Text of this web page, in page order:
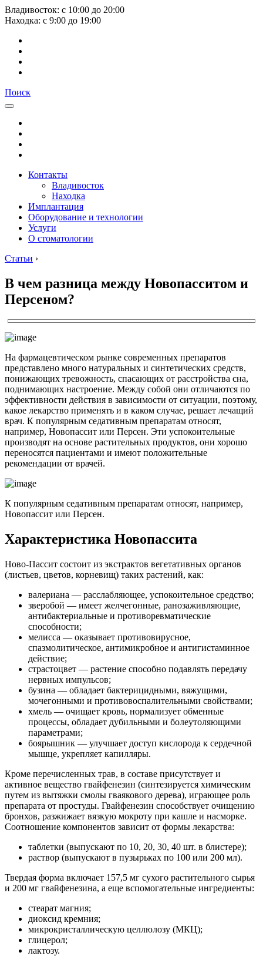
Владивосток: с 10:00 до 20:00
Находка: с 9:00 до 19:00
Поиск
Контакты
Владивосток
Находка
Имплантация
Оборудование и технологии
Услуги
О стоматологии
Статьи ›
В чем разница между Новопасситом и
Персеном?
На фармацевтическом рынке современных препаратов
представлено много натуральных и синтетических средств,
понижающих тревожность, спасающих от расстройства сна,
поднимающих настроение. Между собой они отличаются по
эффективности действия в зависимости от ситуации, поэтому,
какое лекарство применять и в каком случае, решает лечащий
врач. К популярным седативным препаратам относят,
например, Новопассит или Персен. Эти успокоительные
производят на основе растительных продуктов, они хорошо
переносятся пациентами и имеют положительные
рекомендации от врачей.
К популярным седативным препаратам относят, например,
Новопассит или Персен.
Характеристика Новопассита
Ново-Пассит состоит из экстрактов вегетативных органов
(листьев, цветов, корневищ) таких растений, как:
валериана — расслабляющее, успокоительное средство;
зверобой — имеет желчегонные, ранозаживляющие,
антибактериальные и противоревматические
способности;
мелисса — оказывает противовирусное,
спазмолитическое, антимикробное и антигистаминное
действие;
страстоцвет — растение способно подавлять передачу
нервных импульсов;
бузина — обладает бактерицидными, вяжущими,
мочегонными и противовоспалительными свойствами;
хмель — очищает кровь, нормализует обменные
процессы, обладает дубильными и болеутоляющими
параметрами;
боярышник — улучшает доступ кислорода к сердечной
мышце, укрепляет капилляры.
Кроме перечисленных трав, в составе присутствует и
активное вещество гвайфенезин (синтезируется химическим
путем из вытяжки смолы гваякового дерева), играющее роль
препарата от простуды. Гвайфенезин способствует очищению
бронхов, разжижает вязкую мокроту при кашле и насморке.
Соотношение компонентов зависит от формы лекарства:
таблетки (выпускают по 10, 20, 30, 40 шт. в блистере);
раствор (выпускают в пузырьках по 100 или 200 мл).
Твердая форма включает 157,5 мг сухого растительного сырья
и 200 мг гвайфенезина, а еще вспомогательные ингредиенты:
стеарат магния;
диоксид кремния;
микрокристаллическую целлюлозу (МКЦ);
глицерол;
лактозу.